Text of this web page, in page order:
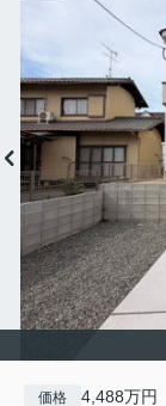
価格 4,488万円